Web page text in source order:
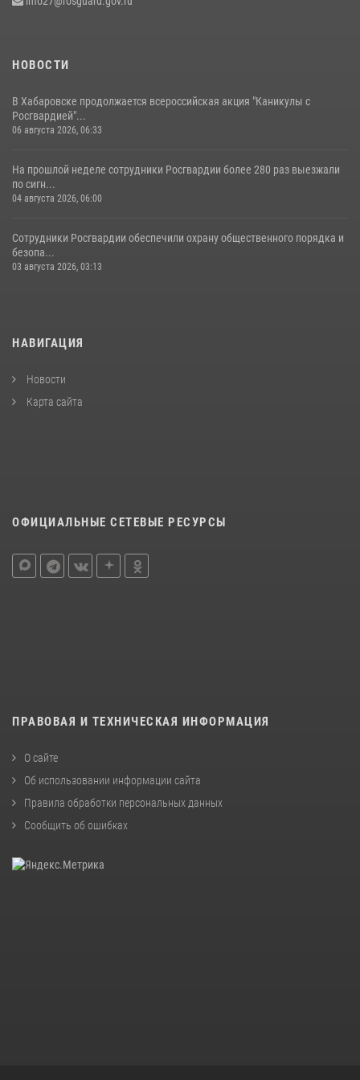
04 августа 2026, 23:41
НОВОСТИ
В Хабаровске продолжается всероссийская акция "Каникулы с
Росгвардией"...
06 августа 2026, 06:33
На прошлой неделе сотрудники Росгвардии более 280 раз выезжали
по сигн...
04 августа 2026, 06:00
Сотрудники Росгвардии обеспечили охрану общественного порядка и
безопа...
03 августа 2026, 03:13
НАВИГАЦИЯ
Новости
Карта сайта
ОФИЦИАЛЬНЫЕ СЕТЕВЫЕ РЕСУРСЫ
ПРАВОВАЯ И ТЕХНИЧЕСКАЯ ИНФОРМАЦИЯ
О сайте
Об использовании информации сайта
Правила обработки персональных данных
Сообщить об ошибках